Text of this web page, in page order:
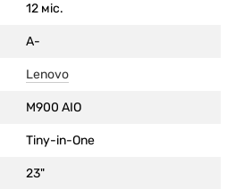
12 міс.
A-
Lenovo
M900 AIO
Tiny-in-One
23"